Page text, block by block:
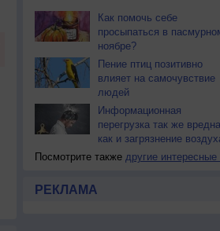
Как помочь себе
просыпаться в
ноябре?
Пение птиц позитивно
влияет на самочувствие
людей
Информационная
перегрузка так же
как и загрязнение
Посмотрите также другие интересные
РЕКЛАМА